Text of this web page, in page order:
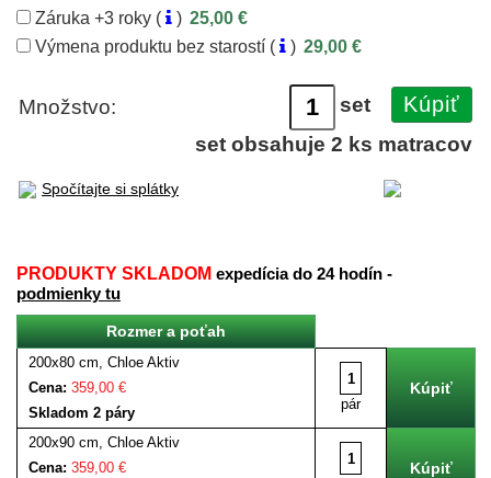
Záruka +3 roky (
) 25,00 €
Výmena produktu bez starostí (
) 29,00 €
Množstvo: set Kúpiť
set obsahuje 2 ks matracov
Spočítajte si splátky
PRODUKTY SKLADOM expedícia do 24 hodín -
podmienky tu
Rozmer a poťah
200x80 cm, Chloe Aktiv
Cena: 359,00 €
Skladom 2 páry
pár
200x90 cm, Chloe Aktiv
Cena: 359,00 €